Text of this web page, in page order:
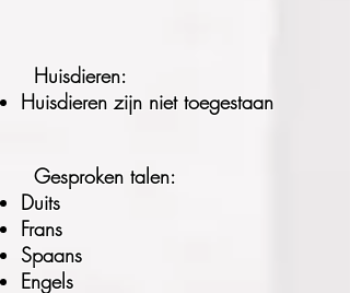
Huisdieren:
Huisdieren zijn niet toegestaan
Gesproken talen:
Duits
Frans
Spaans
Engels